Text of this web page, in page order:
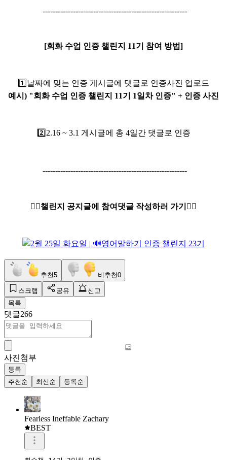
---------------------------------------------------------
[회화 수업 인증 챌린지 11기 참여 방법]
1️⃣ 날짜에 맞는 인증 게시글에 댓글로 인증사진 업로드
예시) "회화 수업 인증 챌린지 11기 1일차 인증" + 인증 사진
2️⃣2.16~ 3.1 게시글에 총 4일간 댓글로 인증
---------------------------------------------------------
👇🏻챌린지 공지글에 참여댓글 작성하러 가기👇🏻
추천5 비추천0
스크랩 공유
신고
목록
댓글266
사진첨부
등록
추천순
최신순 등록순
Fearless Ineffable Zachary
BEST